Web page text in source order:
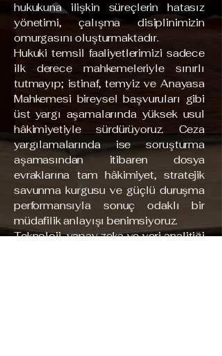
hukukuna ilişkin süreçlerin hatasız
yönetimi, çalışma disiplinimizin
omurgasını oluşturmaktadır.
Hukuki temsil faaliyetlerimizi sadece
ilk derece mahkemeleriyle sınırlı
tutmayıp; istinaf, temyiz ve Anayasa
Mahkemesi bireysel başvuruları gibi
üst yargı aşamalarında yüksek usul
hâkimiyetiyle sürdürüyoruz. Ceza
yargılamalarında ise soruşturma
aşamasından itibaren dosya
evraklarına tam hâkimiyet, stratejik
savunma kurgusu ve güçlü duruşma
performansıyla sonuç odaklı bir
müdafilik anlayışı benimsiyoruz.
Teknoloji, yapay zeka ve veri analitiği